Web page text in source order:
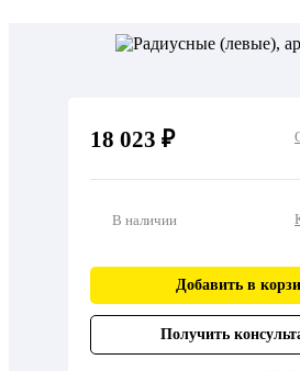
18 023 ₽
В наличии
Добавить в
Получить